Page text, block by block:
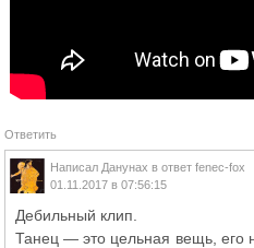
Ответить
Написал Данунах в ответ fenec-fox
01.11.2017 в 07:56:15
Дебильный клип.
Танец — это цельная вещь, его